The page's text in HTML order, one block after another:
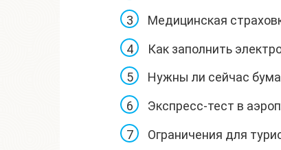
Медицинская
Как заполнить
Нужны ли сейчас
Экспресс-тест в
Ограничения для